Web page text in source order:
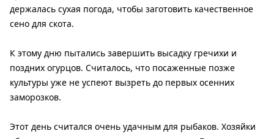
держалась сухая погода, чтобы заготовить качественное
сено для скота.
К этому дню пытались завершить высадку гречихи и
поздних огурцов. Считалось, что посаженные позже
культуры уже не успеют вызреть до первых осенних
заморозков.
Этот день считался очень удачным для рыбаков. Хозяйки